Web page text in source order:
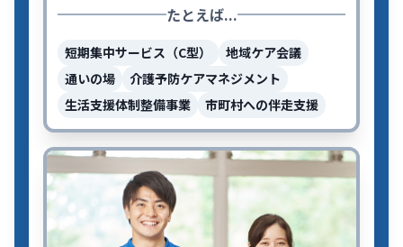
たとえば...
短期集中サービス（C型）
地域ケア会議
通いの場
介護予防ケアマネジメント
生活支援体制整備事業
市町村への伴走支援